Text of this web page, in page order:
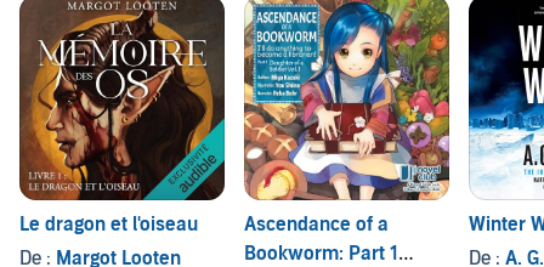
Le dragon et l'oiseau
De : Margot Looten
Ascendance of a
Bookworm: Part 1
Winter
De : A.